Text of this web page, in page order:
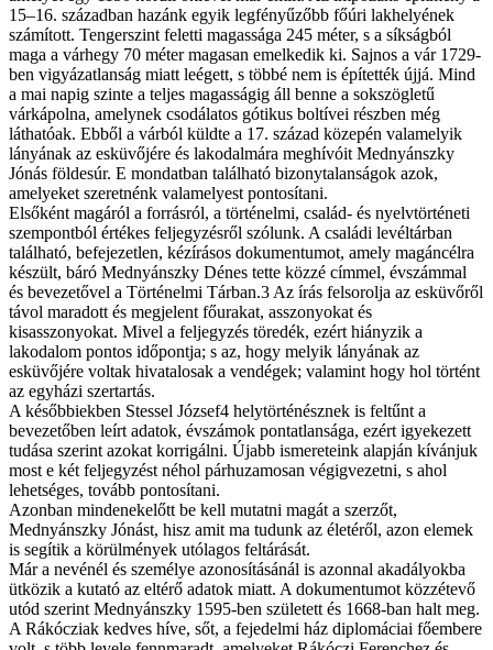
15–16. században hazánk egyik legfényűzőbb főúri lakhelyének
számított. Tengerszint feletti magassága 245 méter, s a síkságból
maga a várhegy 70 méter magasan emelkedik ki. Sajnos a vár 1729-
ben vigyázatlanság miatt leégett, s többé nem is építették újjá. Mind
a mai napig szinte a teljes magasságig áll benne a sokszögletű
várkápolna, amelynek csodálatos gótikus boltívei részben még
láthatóak. Ebből a várból küldte a 17. század közepén valamelyik
lányának az esküvőjére és lakodalmára meghívóit Mednyánszky
Jónás földesúr. E mondatban található bizonytalanságok azok,
amelyeket szeretnénk valamelyest pontosítani.
Elsőként magáról a forrásról, a történelmi, család- és nyelvtörténeti
szempontból értékes feljegyzésről szólunk. A családi levéltárban
található, befejezetlen, kézírásos dokumentumot, amely magáncélra
készült, báró Mednyánszky Dénes tette közzé címmel, évszámmal
és bevezetővel a Történelmi Tárban.3 Az írás felsorolja az esküvőről
távol maradott és megjelent főurakat, asszonyokat és
kisasszonyokat. Mivel a feljegyzés töredék, ezért hiányzik a
lakodalom pontos időpontja; s az, hogy melyik lányának az
esküvőjére voltak hivatalosak a vendégek; valamint hogy hol történt
az egyházi szertartás.
A későbbiekben Stessel József4 helytörténésznek is feltűnt a
bevezetőben leírt adatok, évszámok pontatlansága, ezért igyekezett
tudása szerint azokat korrigálni. Újabb ismereteink alapján kívánjuk
most e két feljegyzést néhol párhuzamosan végigvezetni, s ahol
lehetséges, tovább pontosítani.
Azonban mindenekelőtt be kell mutatni magát a szerzőt,
Mednyánszky Jónást, hisz amit ma tudunk az életéről, azon elemek
is segítik a körülmények utólagos feltárását.
Már a nevénél és személye azonosításánál is azonnal akadályokba
ütközik a kutató az eltérő adatok miatt. A dokumentumot közzétevő
utód szerint Mednyánszky 1595-ben született és 1668-ban halt meg.
A Rákócziak kedves híve, sőt, a fejedelmi ház diplomáciai főembere